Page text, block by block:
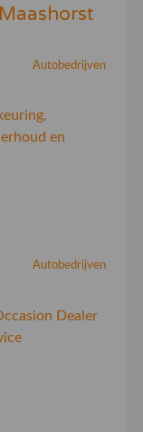
Autobedrijven
en
Autobedrijven
Dealer